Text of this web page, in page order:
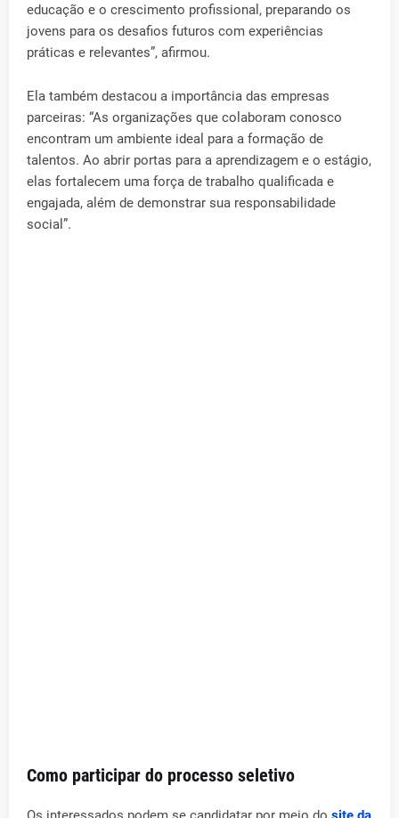
educação e o crescimento profissional, preparando os
jovens para os desafios futuros com experiências
práticas e relevantes”, afirmou.
Ela também destacou a importância das empresas
parceiras: “As organizações que colaboram conosco
encontram um ambiente ideal para a formação de
talentos. Ao abrir portas para a aprendizagem e o estágio,
elas fortalecem uma força de trabalho qualificada e
engajada, além de demonstrar sua responsabilidade
social”.
Como participar do processo seletivo